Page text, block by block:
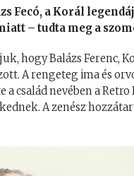
Fecó, a Korál
– tudta meg a
hogy Balázs Ferenc,
A rengeteg ima és
a család nevében a
A zenész